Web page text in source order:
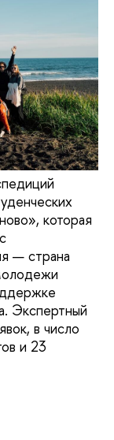
которая
— страна
Экспертный
в число
и 23